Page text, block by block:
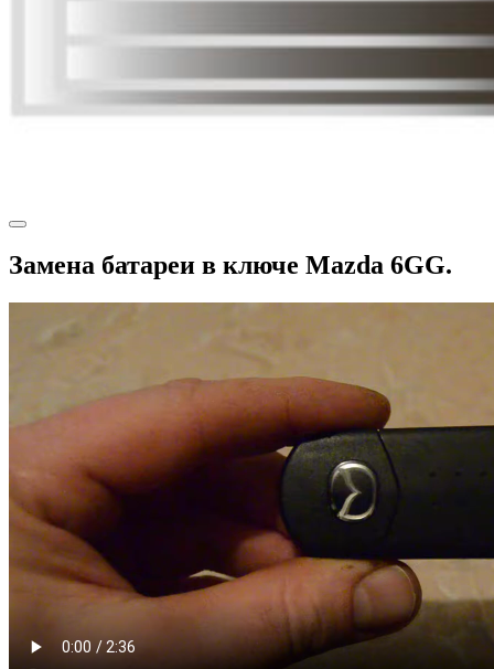
Замена батареи в ключе Mazda 6GG.